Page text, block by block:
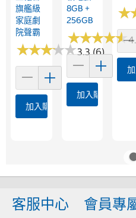
旗艦級
家庭劇
院聲霸
★★★★★
★★★★★3.3 (6)
加入購物車
8GB +
256GB
★★★★★
★★★★★
加入購物車
★
★
客服中心 會員專